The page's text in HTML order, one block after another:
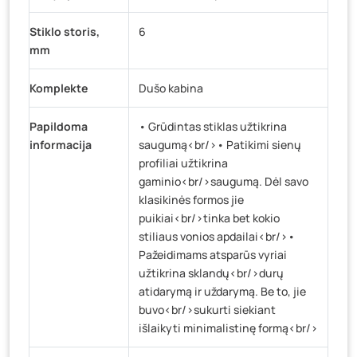
Stiklo storis,
mm
6
Komplekte Dušo kabina
Papildoma
informacija
• Grūdintas stiklas užtikrina
saugumą<br/>• Patikimi sienų
profiliai užtikrina
gaminio<br/>saugumą. Dėl savo
klasikinės formos jie
puikiai<br/>tinka bet kokio
stiliaus vonios apdailai<br/>•
Pažeidimams atsparūs vyriai
užtikrina sklandų<br/>durų
atidarymą ir uždarymą. Be to, jie
buvo<br/>sukurti siekiant
išlaikyti minimalistinę formą<br/>